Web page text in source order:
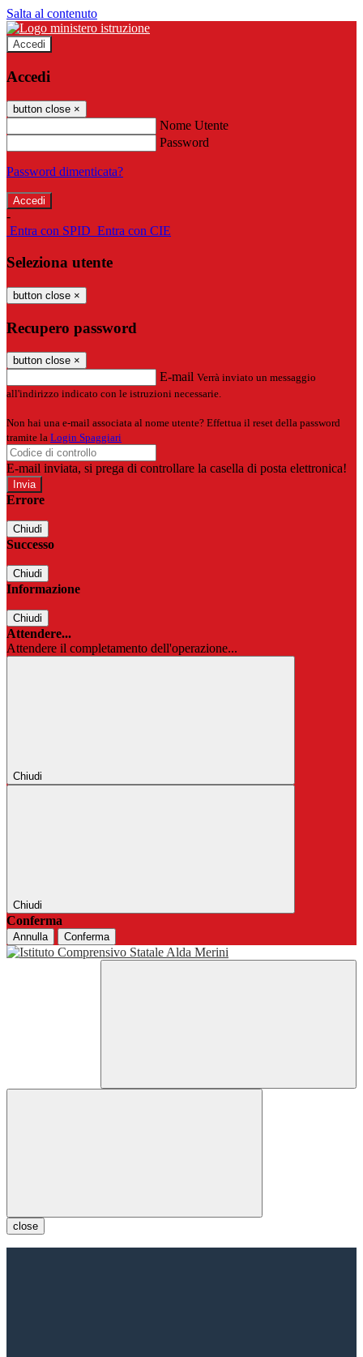
Salta al contenuto
Accedi
Accedi
button close ×
Nome Utente
Password
Password dimenticata?
-
Entra con SPID Entra con CIE
Seleziona utente
button close ×
Recupero password
button close ×
E-mail Verrà inviato un messaggio
all'indirizzo indicato con le istruzioni necessarie.
Non hai una e-mail associata al nome utente? Effettua il reset della password
tramite la Login Spaggiari
E-mail inviata, si prega di controllare la casella di posta elettronica!
Errore
Chiudi
Successo
Chiudi
Informazione
Chiudi
Attendere...
Attendere il completamento dell'operazione...
Chiudi
Chiudi
Conferma
Annulla Conferma
close